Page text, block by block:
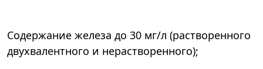
Содержание железа до 30 мг/л (растворенного
двухвалентного и нерастворенного);